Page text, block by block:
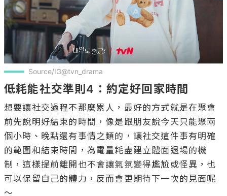
Source/IG@tvn_drama
低耗能社交準則4：約定好回家時間
想要讓社交過程不那麼累人，最好的方式就是在聚會
前先說明好結束的時間，像是跟朋友說今天只能聚兩
個小時、晚點還有事情之類的，讓社交這件事有明確
的範圍和結束時間，為電量耗盡建立體面退場的機
制，這樣提前離開也不會讓氣氛變得尷尬或怪異，也
可以保留自己的體力，反而會更期待下一次的見面呢
～